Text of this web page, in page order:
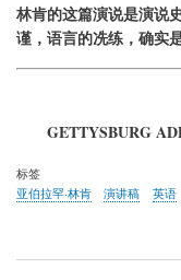
林肯的这篇演说是演说
谨，语言的冼练，确实
GETTYSBURG
标签
亚伯拉罕·林肯
演讲稿 英语